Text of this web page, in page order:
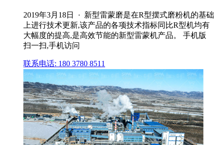
2019年3月18日 · 新型雷蒙磨是在R型摆式磨粉机的基础
上进行技术更新,该产品的各项技术指标同比R型机均有
大幅度的提高,是高效节能的新型雷蒙机产品。 手机版
扫一扫,手机访问
联系电话: 180 3780 8511